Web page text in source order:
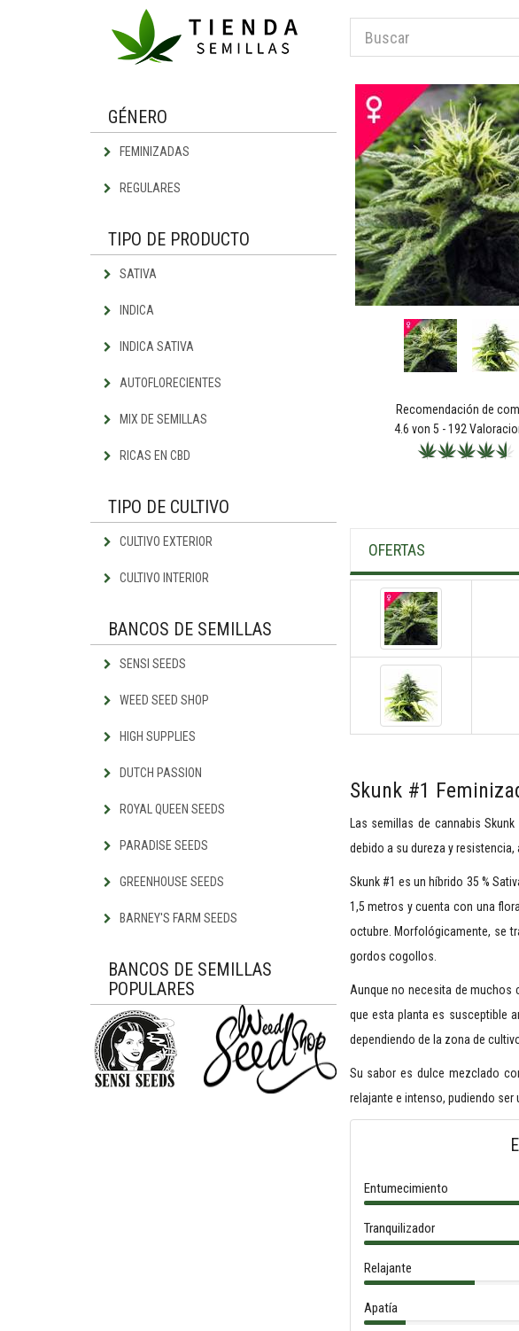
GÉNERO
FEMINIZADAS
REGULARES
TIPO DE PRODUCTO
SATIVA
INDICA
INDICA SATIVA
AUTOFLORECIENTES
MIX DE SEMILLAS
RICAS EN CBD
TIPO DE CULTIVO
CULTIVO EXTERIOR
CULTIVO INTERIOR
BANCOS DE SEMILLAS
SENSI SEEDS
WEED SEED SHOP
HIGH SUPPLIES
DUTCH PASSION
ROYAL QUEEN SEEDS
PARADISE SEEDS
GREENHOUSE SEEDS
BARNEY'S FARM SEEDS
BANCOS DE SEMILLAS
POPULARES
Recomendación de
4.6 von 5 -192
OFERTAS
Skunk #1
Las semillas de cannabis
debido a su dureza y
Skunk #1 es un híbrido 35 %
1,5 metros y cuenta con una
octubre. Morfológicamente, se
gordos cogollos.
Aunque no necesita de muchos
que esta planta es susceptible
dependiendo de la zona de
Su sabor es dulce mezclado
relajante e intenso, pudiendo
Entumecimiento
Tranquilizador
Relajante
Apatía